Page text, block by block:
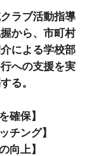
ラブ活動指導
から、市町村
による学校部
への支援を実
る。
確保】
ング】
向上】